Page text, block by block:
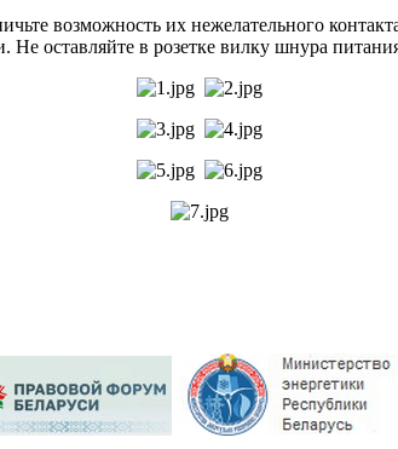
возможность их нежелательного
оставляйте в розетке вилку шнура